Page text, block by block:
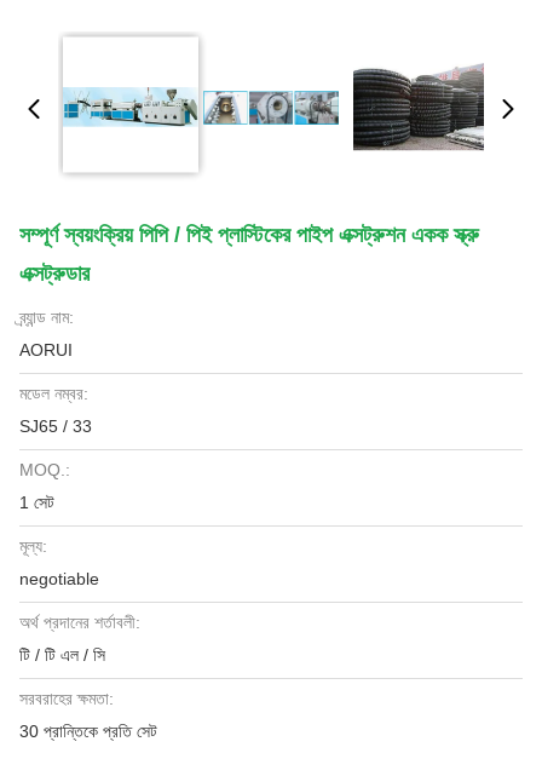
সম্পূর্ণ স্বয়ংক্রিয় পিপি / পিই প্লাস্টিকের পাইপ এক্সট্রুশন একক স্ক্রু
এক্সট্রুডার
ব্র্যান্ড নাম:
AORUI
মডেল নম্বর:
SJ65 / 33
MOQ.:
1 সেট
মূল্য:
negotiable
অর্থ প্রদানের শর্তাবলী:
টি / টি এল / সি
সরবরাহের ক্ষমতা:
30 প্রান্তিকে প্রতি সেট